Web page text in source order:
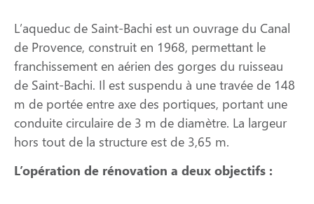
L’aqueduc de Saint-Bachi est un ouvrage du Canal
de Provence, construit en 1968, permettant le
franchissement en aérien des gorges du ruisseau
de Saint-Bachi. Il est suspendu à une travée de 148
m de portée entre axe des portiques, portant une
conduite circulaire de 3 m de diamètre. La largeur
hors tout de la structure est de 3,65 m.
L’opération de rénovation a deux objectifs :